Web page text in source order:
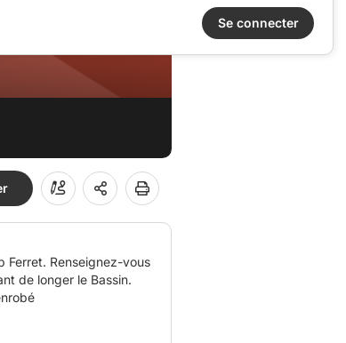
Ferret. Renseignez-vous
de longer le Bassin.
Se connecter